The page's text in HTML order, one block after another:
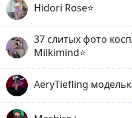
Hidori Rose⭐️
37 слитых фото
Milkimind⭐️
AeryTiefling